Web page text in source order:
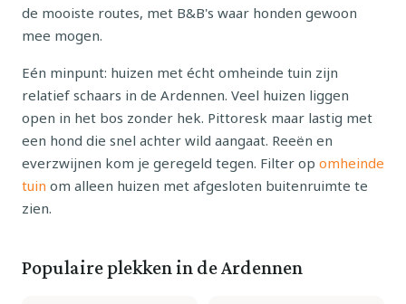
de mooiste routes, met B&B's waar honden gewoon
mee mogen.
Eén minpunt: huizen met écht omheinde tuin zijn
relatief schaars in de Ardennen. Veel huizen liggen
open in het bos zonder hek. Pittoresk maar lastig met
een hond die snel achter wild aangaat. Reeën en
everzwijnen kom je geregeld tegen. Filter op omheinde
tuin om alleen huizen met afgesloten buitenruimte te
zien.
Populaire plekken in de Ardennen